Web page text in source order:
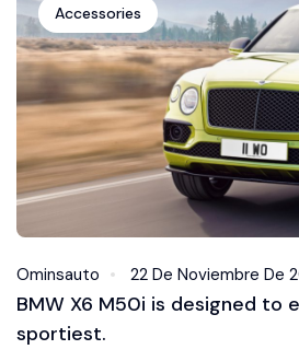
Accessories
Ominsauto 22 De Noviembre De
BMW X6 M50i is designed to
sportiest.